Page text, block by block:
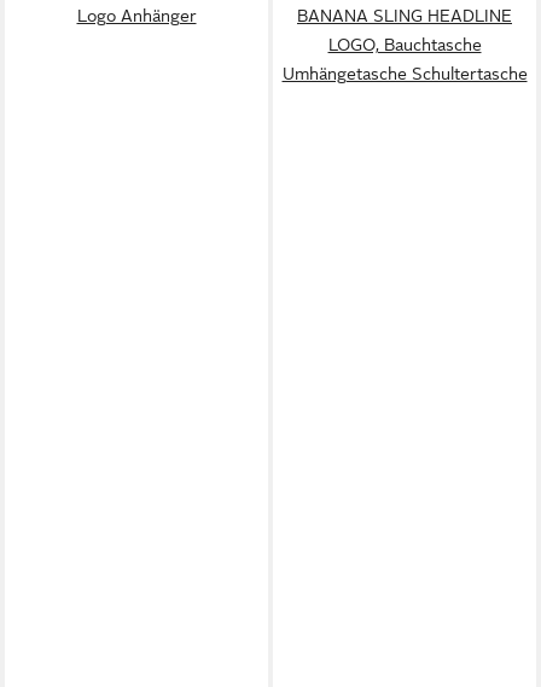
Logo Anhänger
BANANA SLING HEADLINE
LOGO, Bauchtasche
Umhängetasche Schultertasche